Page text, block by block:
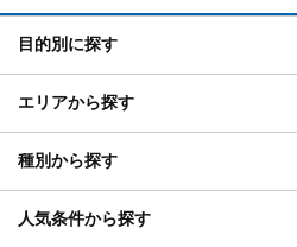
目的別に探す
エリアから探す
種別から探す
人気条件から探す